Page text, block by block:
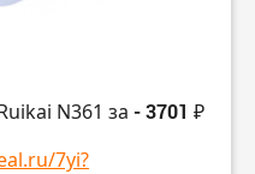
N361 за - 3701 ₽
7yi?